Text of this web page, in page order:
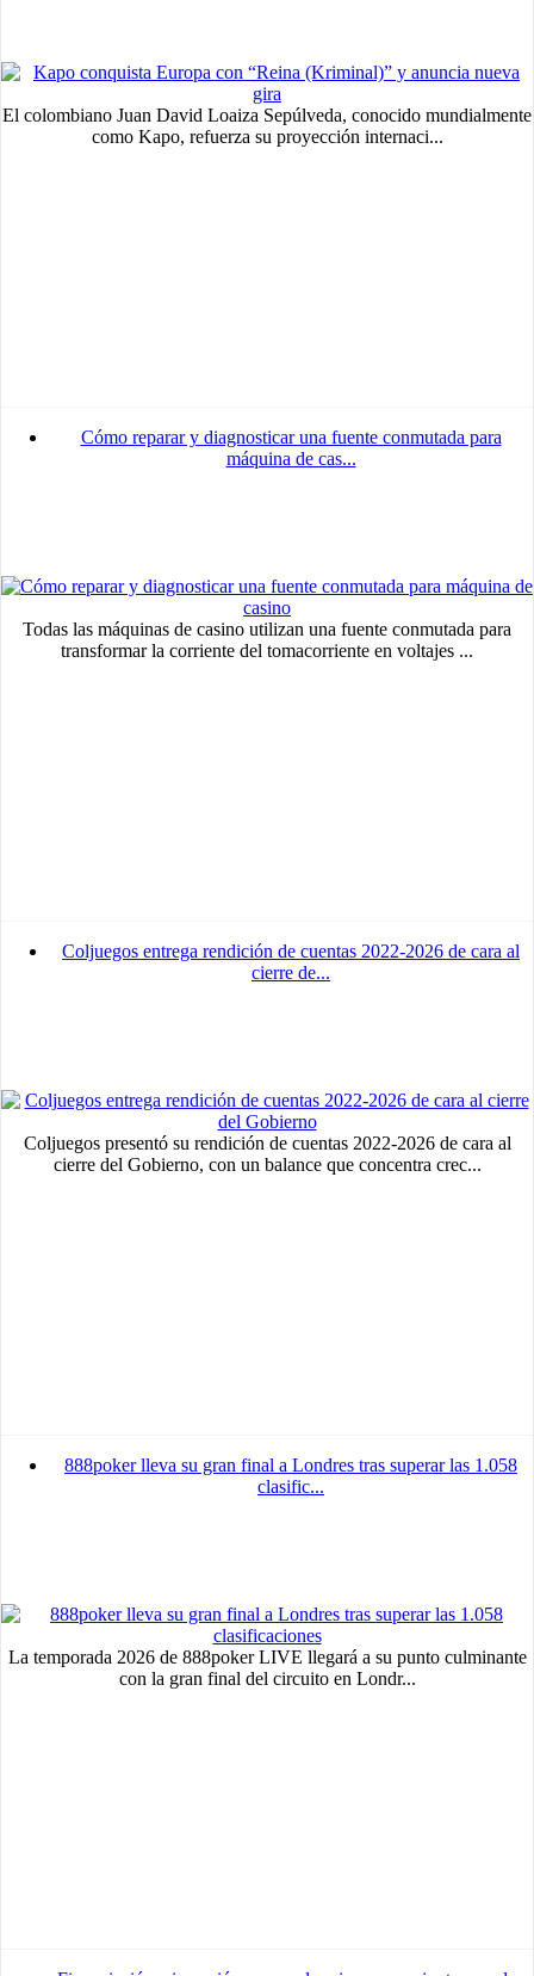
El colombiano Juan David Loaiza Sepúlveda, conocido mundialmente
como Kapo, refuerza su proyección internaci...
Cómo reparar y diagnosticar una fuente conmutada para
máquina de cas...
Todas las máquinas de casino utilizan una fuente conmutada para
transformar la corriente del tomacorriente en voltajes ...
Coljuegos entrega rendición de cuentas 2022-2026 de cara al
cierre de...
Coljuegos presentó su rendición de cuentas 2022-2026 de cara al
cierre del Gobierno, con un balance que concentra crec...
888poker lleva su gran final a Londres tras superar las 1.058
clasific...
La temporada 2026 de 888poker LIVE llegará a su punto culminante
con la gran final del circuito en Londr...
Advertisement
medium